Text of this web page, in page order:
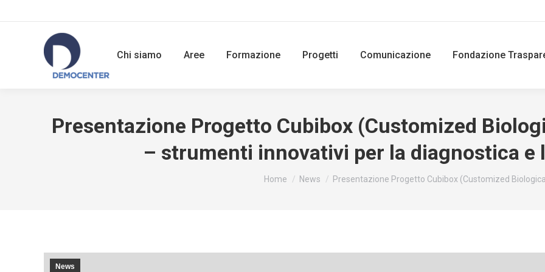
Chi siamo Aree Formazione Progetti Comunicazione Fondazione
Presentazione Progetto Cubibox (Customized
– strumenti innovativi per la diagnostica e
You are here:
Home News Presentazione Progetto Cubibox (Customized
News